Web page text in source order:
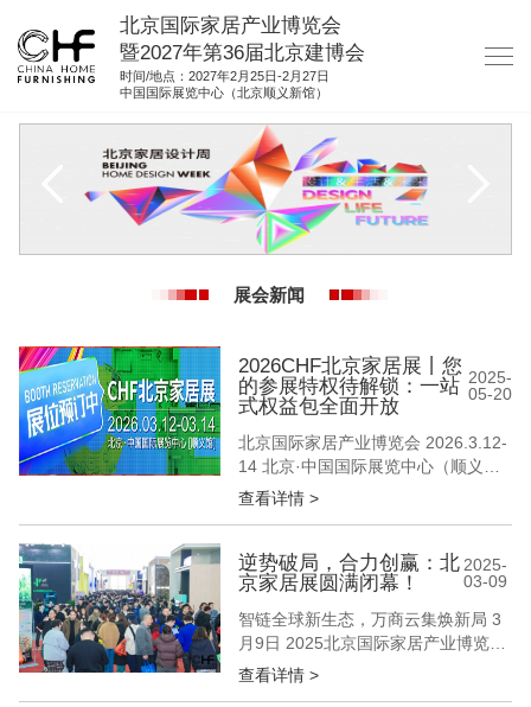
北京国际家居产业博览会
暨2027年第36届北京建博会
时间/地点：2027年2月25日-2月27日
中国国际展览中心（北京顺义新馆）
资料下载
集团展会
参展联络
展会新闻
2026CHF北京家居展丨您
的参展特权待解锁：一站
式权益包全面开放
2025-
05-20
北京国际家居产业博览会 2026.3.12-
14 北京·中国国际展览中心（顺义
馆） 当行业深陷“智能参数内卷”“概念
15万+专业采购商现场对接 数十场商
贸对接会精准匹配 在这个数据至上的
时代 我们始终坚信 真正的商业价值
始于...
查看详情 >
逆势破局，合力创赢：北
京家居展圆满闭幕！
2025-
03-09
智链全球新生态，万商云集焕新局 3
月9日 2025北京国际家居产业博览会
圆满闭幕 从整装革命到智居生态 从
查看详情 >